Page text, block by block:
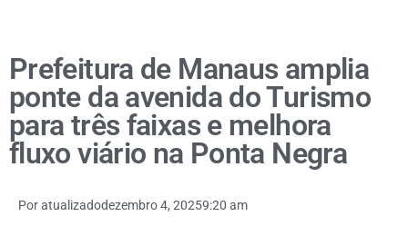
Prefeitura de Manaus amplia
ponte da avenida do Turismo
para três faixas e melhora
fluxo viário na Ponta Negra
Poratualizadodezembro 4, 20259:20 am